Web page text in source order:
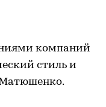
компаний
стиль и